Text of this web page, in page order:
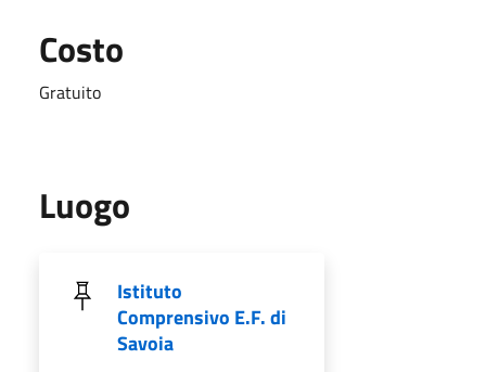
Costo
Gratuito
Luogo
Istituto
Comprensivo E.F. di
Savoia